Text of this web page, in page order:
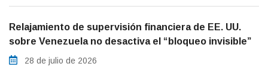
Relajamiento de supervisión financiera de EE. UU.
sobre Venezuela no desactiva el “bloqueo invisible”
28 de julio de 2026